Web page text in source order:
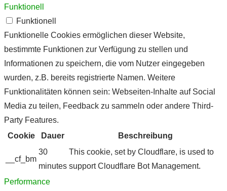
Funktionell
Funktionell
Funktionelle Cookies ermöglichen dieser Website,
bestimmte Funktionen zur Verfügung zu stellen und
Informationen zu speichern, die vom Nutzer eingegeben
wurden, z.B. bereits registrierte Namen. Weitere
Funktionalitäten können sein: Webseiten-Inhalte auf Social
Media zu teilen, Feedback zu sammeln oder andere Third-
Party Features.
Cookie
Dauer Beschreibung
__cf_bm
30
minutes
This cookie, set by Cloudflare, is used to
support Cloudflare Bot Management.
Performance